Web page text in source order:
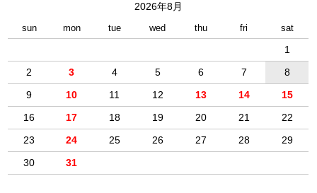
2026年8月
sun mon tue wed thu fri sat
1
2
3 4 5 6 7
8
9
10 11 12 13 14
15
16
17 18 19 20 21
22
23
24 25 26 27 28
29
30
31